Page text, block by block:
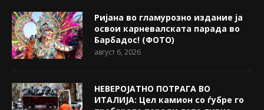
Ријана во гламурозно издание ја
освои карневалската парада во
Барбадос! (ФОТО)
август 6, 2026
НЕВЕРОЈАТНО ПОТРАГА ВО
ИТАЛИЈА: Цел камион со ѓубре го